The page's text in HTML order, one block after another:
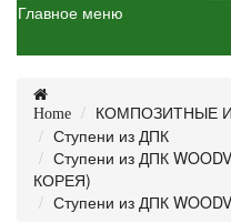
Главное меню
Home
КОМПОЗИТНЫЕ
Ступени из ДПК
Ступени из ДПК
КОРЕЯ)
Ступени из ДПК